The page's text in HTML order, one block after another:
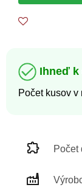
Ihneď k
Počet kusov v
Počet